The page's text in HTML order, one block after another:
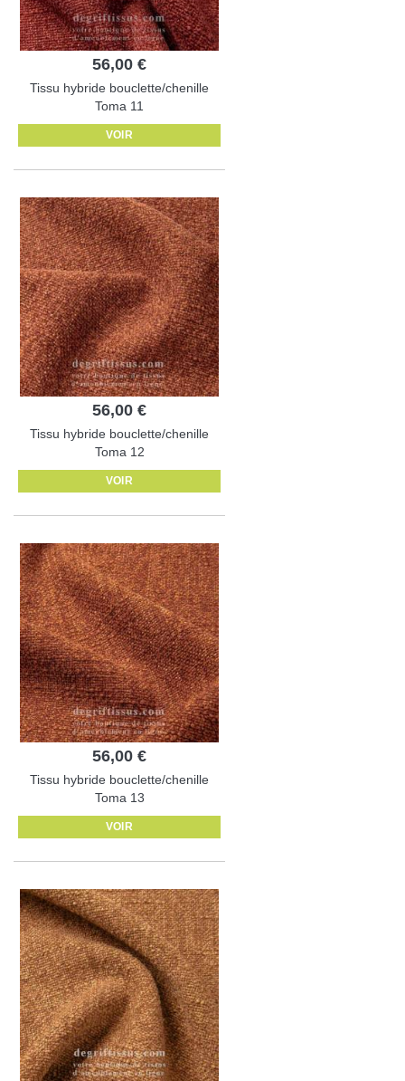
56,00 €
Tissu hybride bouclette/chenille
Toma 11
VOIR
56,00 €
Tissu hybride bouclette/chenille
Toma 12
VOIR
56,00 €
Tissu hybride bouclette/chenille
Toma 13
VOIR